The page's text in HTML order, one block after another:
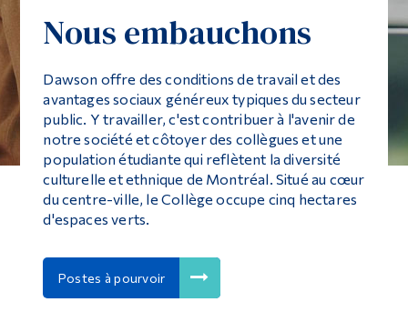
Nous embauchons
Dawson offre des conditions de travail et des
avantages sociaux généreux typiques du secteur
public. Y travailler, c'est contribuer à l'avenir de
notre société et côtoyer des collègues et une
population étudiante qui reflètent la diversité
culturelle et ethnique de Montréal. Situé au cœur
du centre-ville, le Collège occupe cinq hectares
d'espaces verts.
Postes à pourvoir